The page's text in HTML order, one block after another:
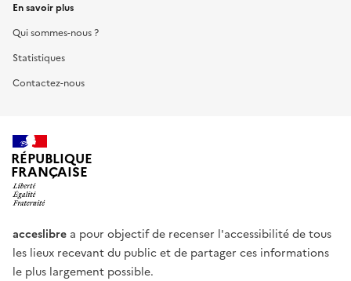
En savoir plus
Qui sommes-nous ?
Statistiques
Contactez-nous
RÉPUBLIQUE
FRANÇAISE
acceslibre a pour objectif de recenser l'accessibilité de tous
les lieux recevant du public et de partager ces informations
le plus largement possible.